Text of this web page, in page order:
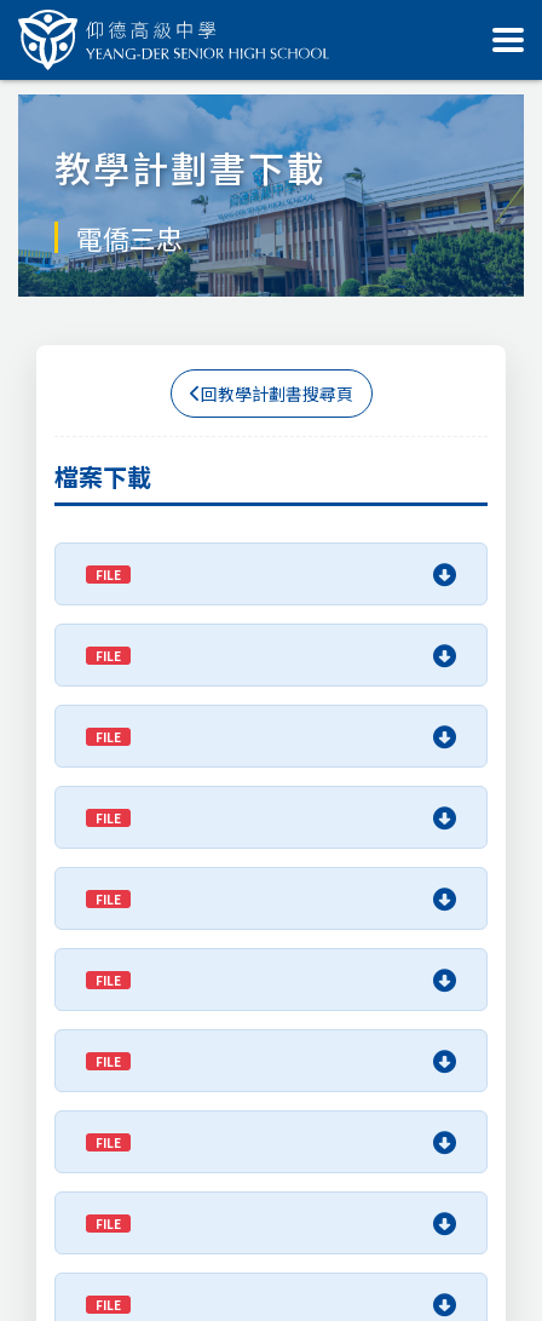
教學計劃書下載
電僑三忠
回教學計劃書搜尋頁
檔案下載
FILE
FILE
FILE
FILE
FILE
FILE
FILE
FILE
FILE
FILE